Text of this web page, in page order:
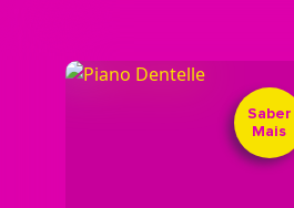
Saber
Mais